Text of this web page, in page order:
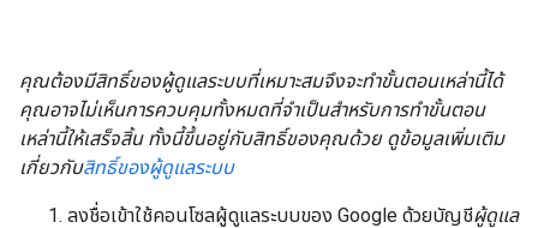
คุณต้องมีสิทธิ์ของผู้ดูแลระบบที่เหมาะสมจึงจะทำขั้นตอนเหล่านี้ได้
คุณอาจไม่เห็นการควบคุมทั้งหมดที่จำเป็นสำหรับการทำขั้นตอน
เหล่านี้ให้เสร็จสิ้น ทั้งนี้ขึ้นอยู่กับสิทธิ์ของคุณด้วย ดูข้อมูลเพิ่มเติม
เกี่ยวกับสิทธิ์ของผู้ดูแลระบบ
ลงชื่อเข้าใช้คอนโซลผู้ดูแลระบบของ Google ด้วยบัญชีผู้ดูแล